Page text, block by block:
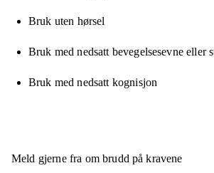
Bruk uten hørsel
Bruk med nedsatt bevegelsesevne eller
Bruk med nedsatt kognisjon
Meld gjerne fra om brudd på kravene